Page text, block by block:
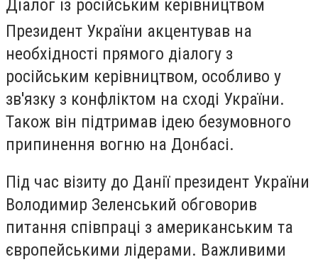
Діалог із російським керівництвом
Президент України акцентував на
необхідності прямого діалогу з
російським керівництвом, особливо у
зв'язку з конфліктом на сході України.
Також він підтримав ідею безумовного
припинення вогню на Донбасі.
Під час візиту до Данії президент України
Володимир Зеленський обговорив
питання співпраці з американським та
європейськими лідерами. Важливими